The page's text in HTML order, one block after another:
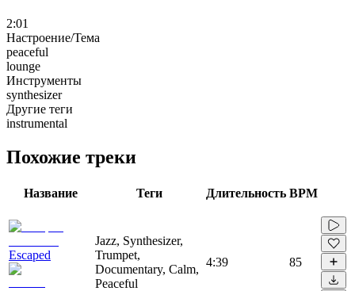
2:01
Настроение/Тема
peaceful
lounge
Инструменты
synthesizer
Другие теги
instrumental
Похожие треки
Название Теги Длительность BPM
Escaped
Jazz, Synthesizer,
Trumpet,
Documentary, Calm,
Peaceful
4:39 85